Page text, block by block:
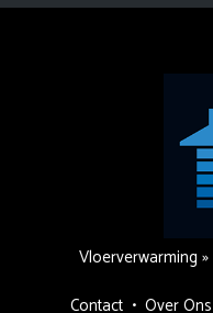
Vloerverwarming »
Contact • Over Ons